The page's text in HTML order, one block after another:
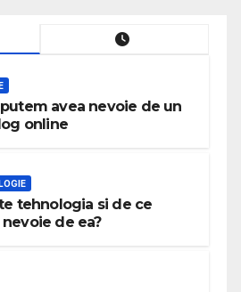
avea nevoie de un
online
tehnologia si de ce
de ea?